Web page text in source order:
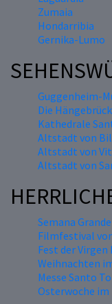
Zumaia
Hondarribia
Gernika-Lumo
Guggenheim-
Die
Kathedrale
Altstadt von
Altstadt von
Altstadt von
Semana
Filmfestival
Fest der Virgen
Weihnachten
Messe Santo
Osterwoche im